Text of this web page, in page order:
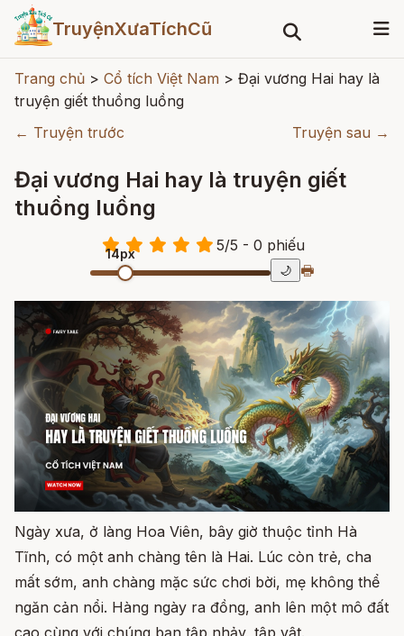
TruyệnXưaTíchCũ
Trang chủ > Cổ tích Việt Nam > Đại vương Hai hay là
truyện giết thuồng luồng
← Truyện trước
Truyện sau →
Đại vương Hai hay là truyện giết
thuồng luồng
5/5 - 0 phiếu
14px
🌙 🖶
Ngày xưa, ở làng Hoa Viên, bây giờ thuộc tỉnh Hà
Tĩnh, có một anh chàng tên là Hai. Lúc còn trẻ, cha
mất sớm, anh chàng mặc sức chơi bời, mẹ không thể
ngăn cản nổi. Hàng ngày ra đồng, anh lên một mô đất
cao cùng với chúng bạn tập nhảy, tập vật.